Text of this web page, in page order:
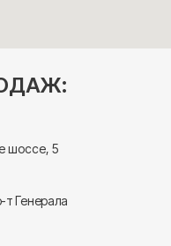
т Генерала
шоссе, 5